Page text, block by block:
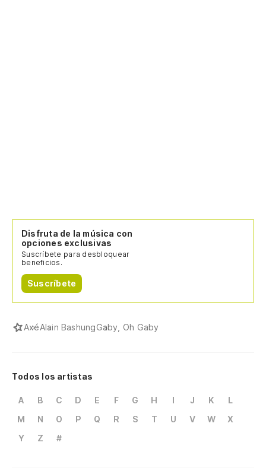
Disfruta de la música con
opciones exclusivas
Suscríbete para desbloquear
beneficios.
Suscríbete
AxéAlain BashungGaby, Oh Gaby
Todos los artistas
A B C D E F G H I J K
L
M
N O P Q R S T U V W
X
Y
Z #